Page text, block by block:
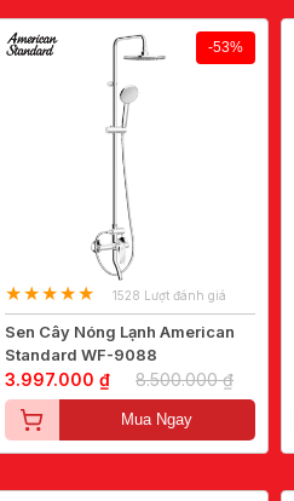
-53%
1528 Lượt đánh giá
Sen Cây Nóng Lạnh American
Standard WF-9088
3.997.000 ₫ 8.500.000 ₫
Mua Ngay